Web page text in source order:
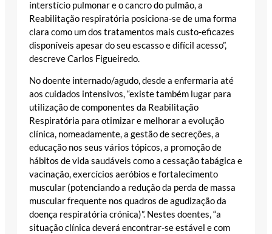
interstício pulmonar e o cancro do pulmão, a
Reabilitação respiratória posiciona-se de uma forma
clara como um dos tratamentos mais custo-eficazes
disponíveis apesar do seu escasso e difícil acesso”,
descreve Carlos Figueiredo.
No doente internado/agudo, desde a enfermaria até
aos cuidados intensivos, “existe também lugar para
utilização de componentes da Reabilitação
Respiratória para otimizar e melhorar a evolução
clínica, nomeadamente, a gestão de secreções, a
educação nos seus vários tópicos, a promoção de
hábitos de vida saudáveis como a cessação tabágica e
vacinação, exercícios aeróbios e fortalecimento
muscular (potenciando a redução da perda de massa
muscular frequente nos quadros de agudização da
doença respiratória crónica)”. Nestes doentes, “a
situação clínica deverá encontrar-se estável e com